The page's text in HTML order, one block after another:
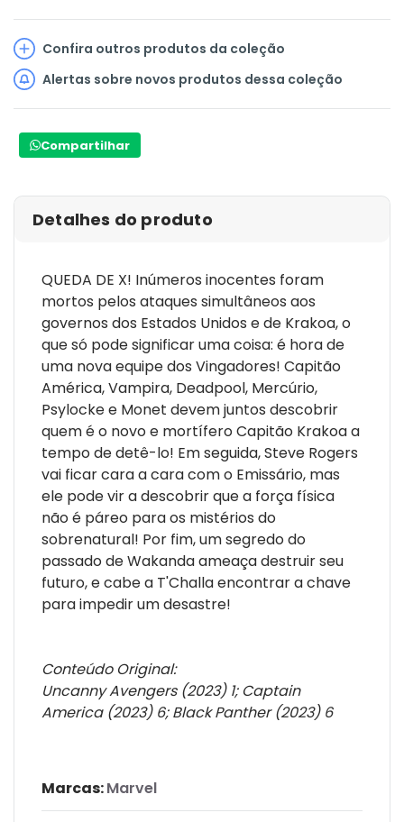
Confira outros produtos da coleção
Alertas sobre novos produtos dessa coleção
Compartilhar
Detalhes do produto
QUEDA DE X! Inúmeros inocentes foram
mortos pelos ataques simultâneos aos
governos dos Estados Unidos e de Krakoa, o
que só pode significar uma coisa: é hora de
uma nova equipe dos Vingadores! Capitão
América, Vampira, Deadpool, Mercúrio,
Psylocke e Monet devem juntos descobrir
quem é o novo e mortífero Capitão Krakoa a
tempo de detê-lo! Em seguida, Steve Rogers
vai ficar cara a cara com o Emissário, mas
ele pode vir a descobrir que a força física
não é páreo para os mistérios do
sobrenatural! Por fim, um segredo do
passado de Wakanda ameaça destruir seu
futuro, e cabe a T'Challa encontrar a chave
para impedir um desastre!
Conteúdo Original:
Uncanny Avengers (2023) 1; Captain
America (2023) 6; Black Panther (2023) 6
Marcas:Marvel